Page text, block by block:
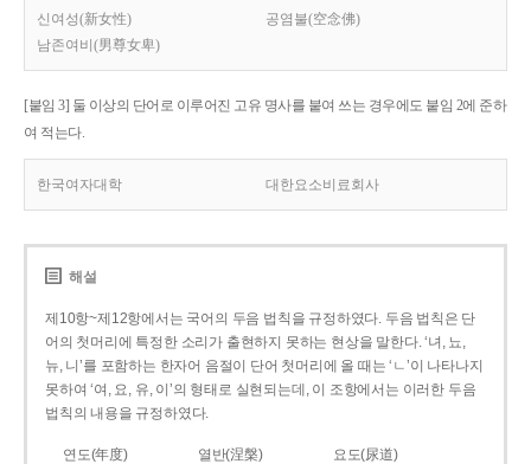
신여성(新女性)
공염불(空念佛)
남존여비(男尊女卑)
[붙임 3] 둘 이상의 단어로 이루어진 고유 명사를 붙여 쓰는 경우에도 붙임 2에 준하
여 적는다.
한국여자대학 대한요소비료회사
해설
제10항~제12항에서는 국어의 두음 법칙을 규정하였다. 두음 법칙은 단
어의 첫머리에 특정한 소리가 출현하지 못하는 현상을 말한다. ‘녀, 뇨,
뉴, 니’를 포함하는 한자어 음절이 단어 첫머리에 올 때는 ‘ㄴ’이 나타나지
못하여 ‘여, 요, 유, 이’의 형태로 실현되는데, 이 조항에서는 이러한 두음
법칙의 내용을 규정하였다.
연도(年度) 열반(涅槃)
요도(尿道)